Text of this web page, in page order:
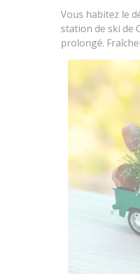
Vous habitez le
station de ski de
prolongé.